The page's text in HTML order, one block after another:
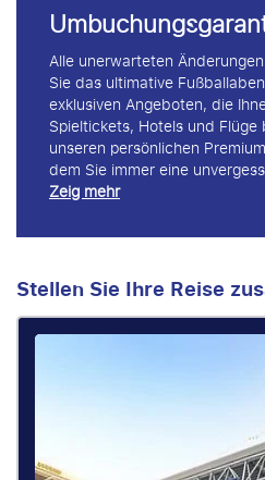
Alle unerwarteten
Sie das ultimative
exklusiven Angeboten, die
Spieltickets, Hotels und
unseren persönlichen
dem Sie immer eine
Zeig mehr
Stellen Sie Ihre Reise